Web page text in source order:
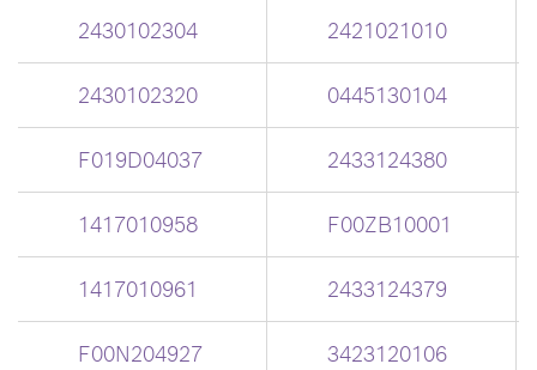
2430102304 2421021010
2430102320 0445130104
F019D04037 2433124380
1417010958 F00ZB10001
1417010961 2433124379
F00N204927 3423120106